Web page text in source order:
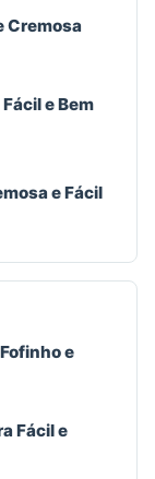
Cremosa
e Bem
e Fácil
e
Fácil e